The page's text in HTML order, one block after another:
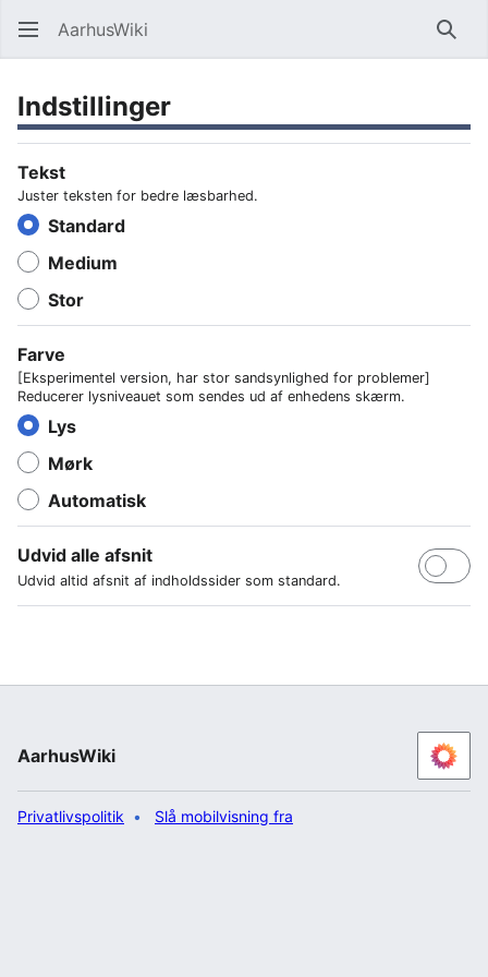
AarhusWiki Søg
Indstillinger
Tekst
Juster teksten for bedre læsbarhed.
Standard
Medium
Stor
Farve
[Eksperimentel version, har stor sandsynlighed for problemer]
Reducerer lysniveauet som sendes ud af enhedens skærm.
Lys
Mørk
Automatisk
Udvid alle afsnit
Udvid altid afsnit af indholdssider som standard.
AarhusWiki
Privatlivspolitik Slå mobilvisning fra